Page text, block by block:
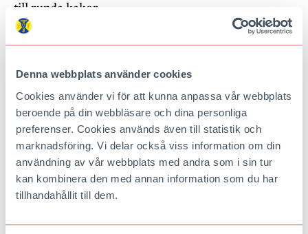
Denna webbplats använder cookies
Cookies använder vi för att kunna anpassa vår webbplats
beroende på din webbläsare och dina personliga
preferenser. Cookies används även till statistik och
marknadsföring. Vi delar också viss information om din
användning av vår webbplats med andra som i sin tur
kan kombinera den med annan information som du har
tillhandahållit till dem.
till runda kakor.
– Det gör inget om ni gör Sverige eller Italien i
Birgitta. Lägg inget tryck på kaveln utan låt den
flyga fram. Sedan sopar ni bort mjölet så att ni inte
får någon mjölfis, för då blir brödet torrt.
Någon konstaterar att det såg betydligt enklare ut
när Birgitta visade, någon annan muttrar besviket
över kavlingsresultatet.
– Kom ihåg att ni är här för att träna, inte vara